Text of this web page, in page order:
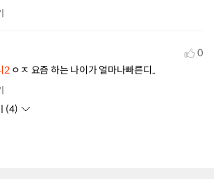
0
2 ㅇㅈ 요즘 하는 나이가 얼마나빠른디..
(4)